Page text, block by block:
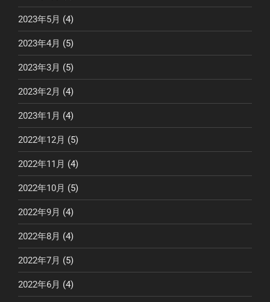
2023年5月 (4)
2023年4月 (5)
2023年3月 (5)
2023年2月 (4)
2023年1月 (4)
2022年12月 (5)
2022年11月 (4)
2022年10月 (5)
2022年9月 (4)
2022年8月 (4)
2022年7月 (5)
2022年6月 (4)